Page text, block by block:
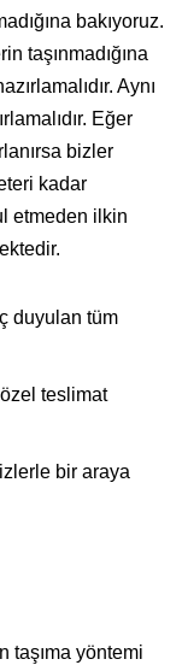
bakıyoruz.
taşınmadığına
Aynı
Eğer
bizler
kadar
etmeden ilkin
duyulan tüm
teslimat
bir araya
taşıma yöntemi